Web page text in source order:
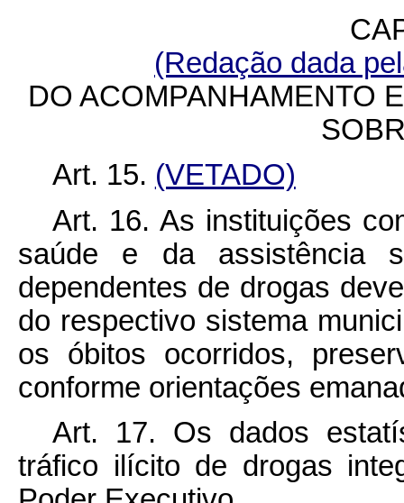
(Redação dada
DO ACOMPANHAMENTO
Art. 15. (VETADO)
Art. 16. As instituições
saúde e da assistência
dependentes de drogas
do respectivo sistema
os óbitos ocorridos,
conforme orientações
Art. 17. Os dados
tráfico ilícito de drogas